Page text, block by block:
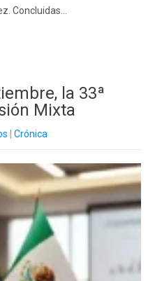
Concluidas...
la 33ª
Mixta
Crónica